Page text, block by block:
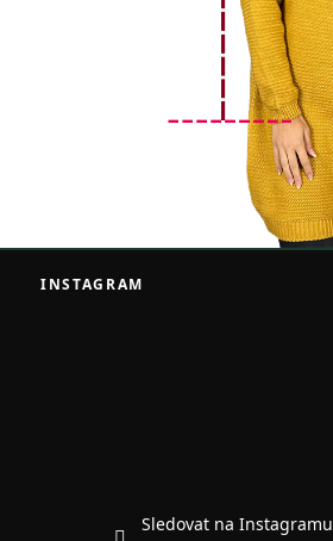
INSTAGRAM
Sledovat na Instagramu